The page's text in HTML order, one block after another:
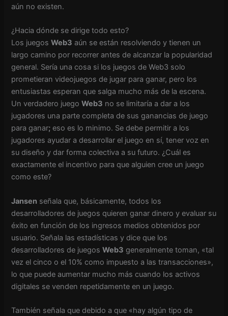
aún no existen.
¿Hacia dónde se dirige todo esto?
Los juegosWeb3 aún se están resolviendo y tienen un
largo camino por recorrer antes de alcanzar la popularidad
general. Sería una cosa si los juegos de Web3 solo
prometieran videojuegos de jugar para ganar, pero los
entusiastas esperan que salga mucho más de la escena.
Un verdadero juegoWeb3 no se limitaría a dar a los
jugadores una parte completa de sus ganancias de juego
para ganar; eso es lo minimo. Se debe permitir a los
jugadores ayudar a desarrollar el juego en sí, tener voz en
su diseño y dar forma colectiva a su futuro. ¿Cuál es
exactamente el incentivo para que alguien cree un juego
como este?
Jansen señala que, básicamente, todos los
desarrolladores de juegos quieren ganar dinero y evaluar su
éxito en función de los ingresos medios obtenidos por
usuario. Señala las estadísticas y dice que los
desarrolladores de juegosWeb3 generalmente toman, «tal
vez el cinco o el 10% como impuesto a las transacciones»,
lo que puede aumentar mucho más cuando los activos
digitales se venden repetidamente en un juego.
También señala que debido a que «hay algún tipo de